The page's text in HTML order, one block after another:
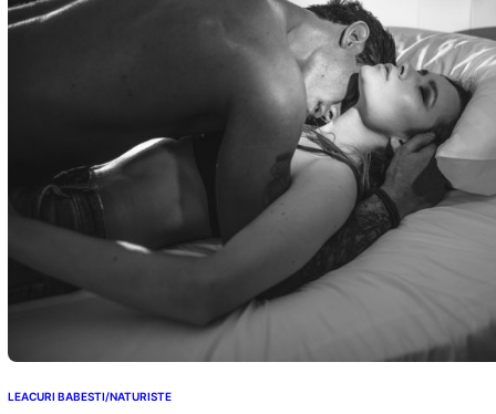
LEACURI BABESTI/NATURISTE